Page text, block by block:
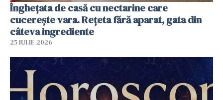
Înghețata de casă cu nectarine care
cucerește vara. Rețeta fără aparat, gata din
câteva ingrediente
25 IULIE 2026